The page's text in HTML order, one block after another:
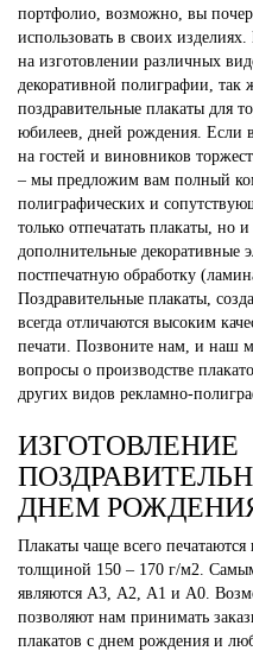
портфолио, возможно, вы
использовать в своих
на изготовлении различных
декоративной полиграфии, так
поздравительные плакаты для
юбилеев, дней рождения. Если
на гостей и виновников
– мы предложим вам полный
полиграфических и
только отпечатать плакаты, но
дополнительные
постпечатную обработку
Поздравительные плакаты,
всегда отличаются высоким
печати. Позвоните нам, и наш
вопросы о производстве
других видов рекламно-
ИЗГОТОВЛЕНИЕ
ДНЕМ
Плакаты чаще всего
толщиной 150 – 170 г/м2.
являются А3, А2, А1 и А0.
позволяют нам принимать
плакатов с днем рождения и